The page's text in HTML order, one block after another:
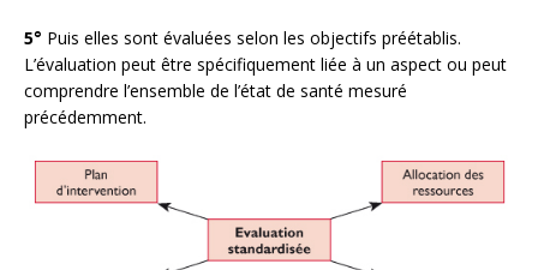
5° Puis elles sont évaluées selon les objectifs préétablis.
L’évaluation peut être spécifiquement liée à un aspect ou peut
comprendre l’ensemble de l’état de santé mesuré
précédemment.